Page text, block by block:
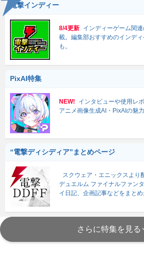
電撃インディー
8/4更新 インディーゲーム関
載。編集部おすすめのインデ
も。
PixAI特集
NEW!
インタビューや使用レ
アニメ画像生成AI・PixAIの魅
“電撃ディシディア”まとめページ
スクウェア・エニックスより
デュエルム ファイナルファン
イ日記、企画記事などをまとめ
さらに特集を見る